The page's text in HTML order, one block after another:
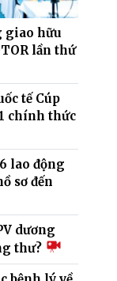
giao hữu
lần thứ
tế Cúp
chính thức
lao động
sơ đến
dương
thư?